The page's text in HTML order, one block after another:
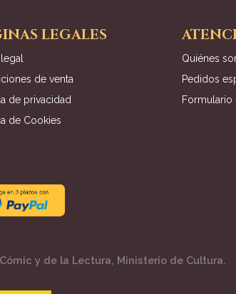
LEGALES
de venta
de privacidad
de Cookies
Quiénes
Pedidos
Formulario
y de la Lectura, Ministerio de Cultura.